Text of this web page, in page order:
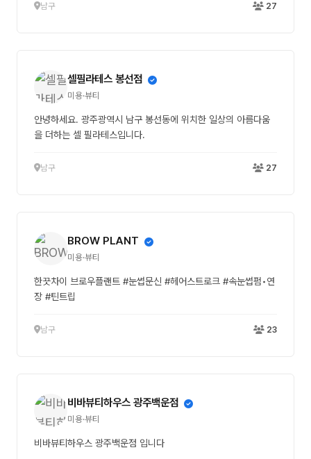
남구 27
셀필라테스 봉선점
미용·뷰티
안녕하세요. 광주광역시 남구 봉선동에 위치한 일상의 아름다움
을 더하는 셀 필라테스입니다.
남구 27
BROW PLANT
미용·뷰티
한끗차이 브로우플랜트 #눈썹문신 #헤어스트로크 #속눈썹펌•연
장 #틴트립
남구 23
비바뷰티하우스 광주백운점
미용·뷰티
비바뷰티하우스 광주백운점 입니다